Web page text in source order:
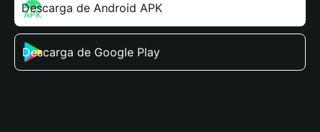
Descarga de Android APK
Descarga de Google Play